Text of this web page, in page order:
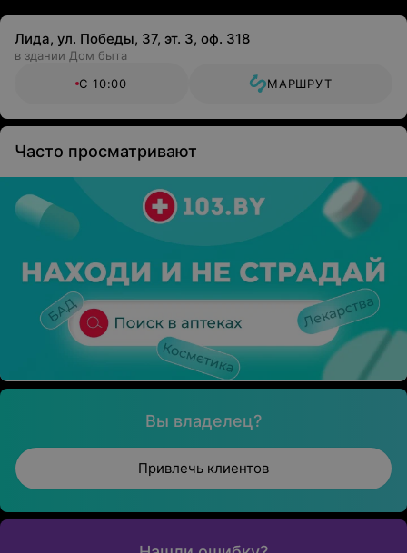
Лида, ул. Победы, 37, эт. 3, оф. 318
в здании Дом быта
С 10:00
МАРШРУТ
Часто просматривают
Вы владелец?
Привлечь клиентов